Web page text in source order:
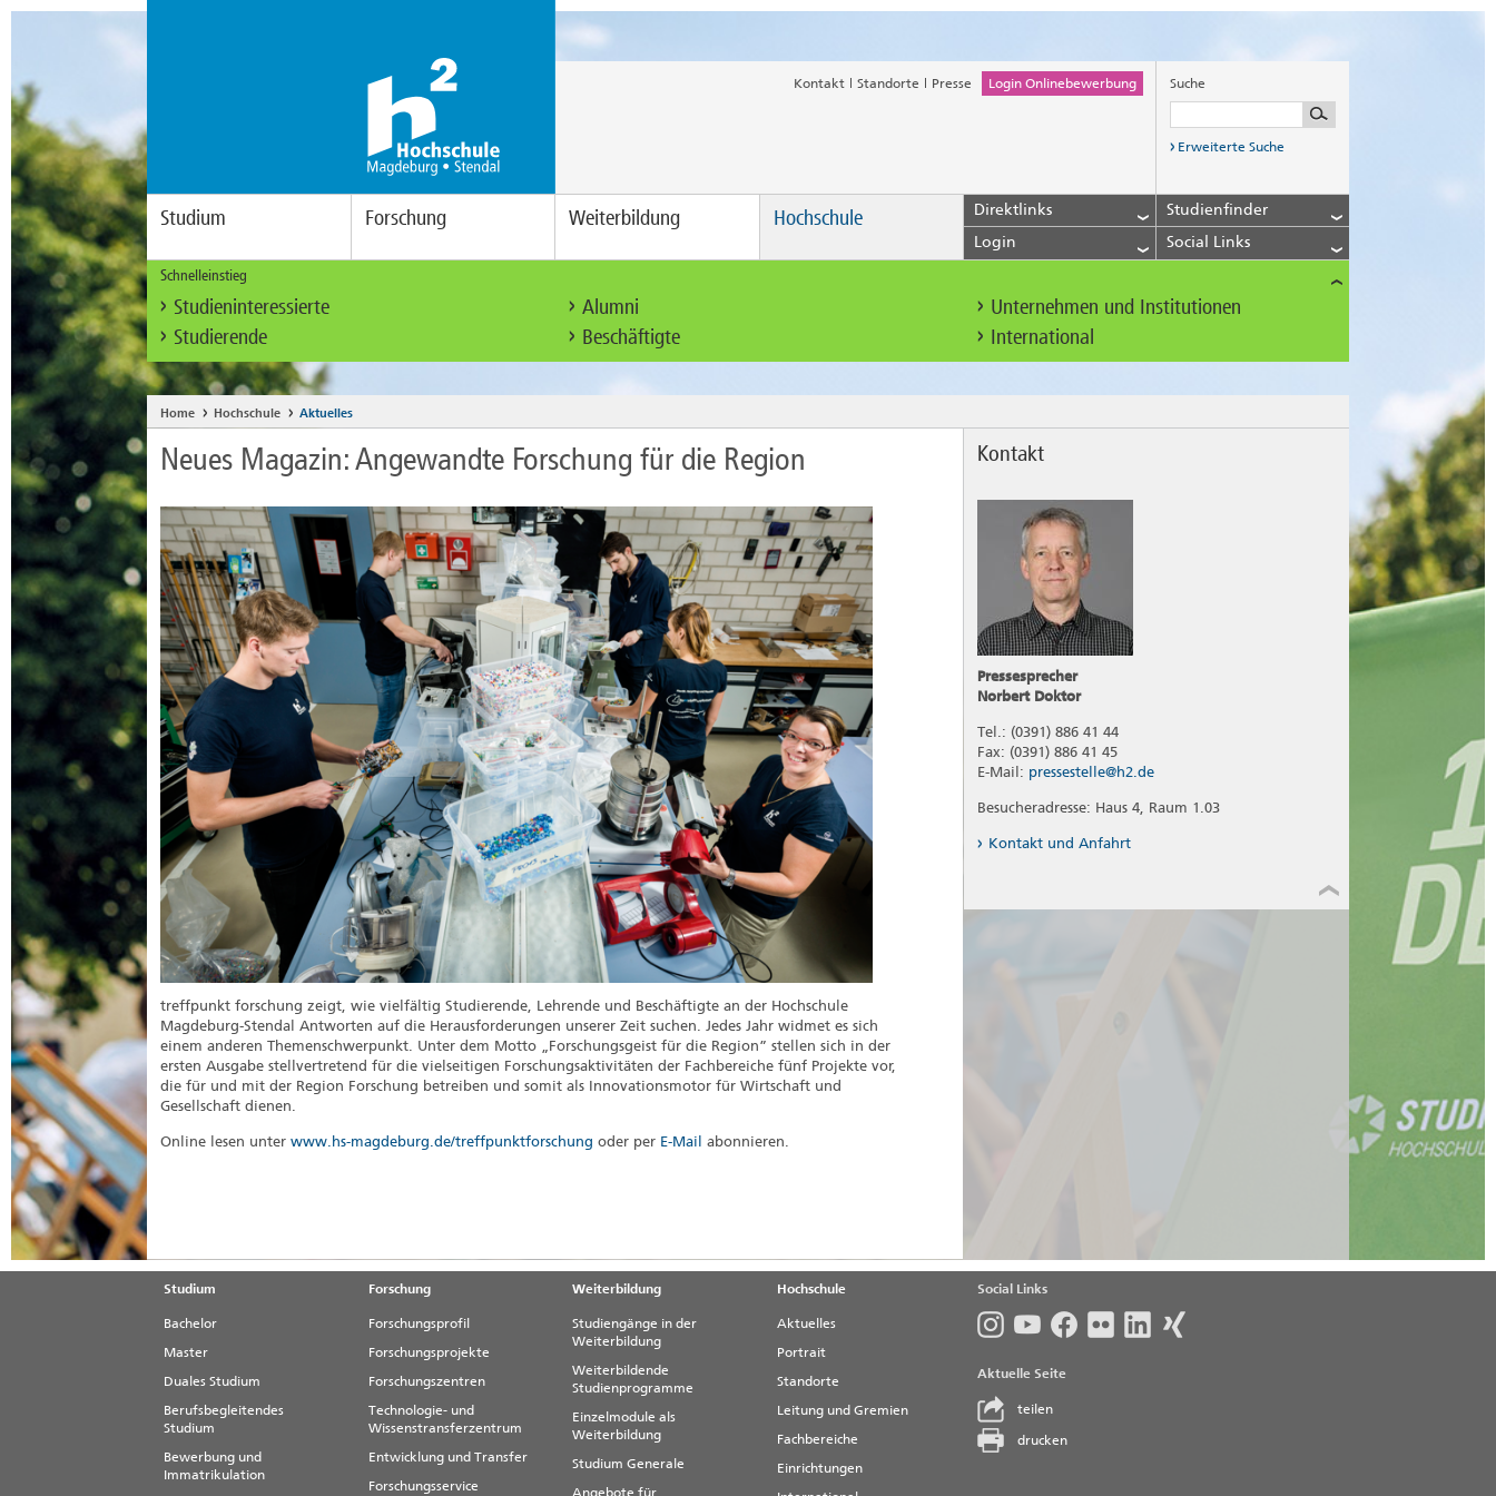
Kontakt Standorte Presse Login Onlinebewerbung Suche
Erweiterte Suche
Studium Forschung Weiterbildung Hochschule Direktlinks
Studienfinder
Login
Social Links
Schnelleinstieg
Studieninteressierte Alumni
Unternehmen und Institutionen
Studierende
Beschäftigte International
Home Hochschule Aktuelles
Neues Magazin: Angewandte Forschung für die Region
treffpunkt forschung zeigt, wie vielfältig Studierende, Lehrende und Beschäftigte an der Hochschule
Magdeburg-Stendal Antworten auf die Herausforderungen unserer Zeit suchen. Jedes Jahr widmet es sich
einem anderen Themenschwerpunkt. Unter dem Motto „Forschungsgeist für die Region” stellen sich in der
ersten Ausgabe stellvertretend für die vielseitigen Forschungsaktivitäten der Fachbereiche fünf Projekte vor,
die für und mit der Region Forschung betreiben und somit als Innovationsmotor für Wirtschaft und
Gesellschaft dienen.
Online lesen unter www.hs-magdeburg.de/treffpunktforschung oder per E-Mail abonnieren.
Kontakt
Pressesprecher
Norbert Doktor
Tel.: (0391) 886 41 44
Fax: (0391) 886 41 45
E-Mail: pressestelle@h2.de
Besucheradresse: Haus 4, Raum 1.03
Kontakt und Anfahrt
Studium
Bachelor
Master
Duales Studium
Berufsbegleitendes
Studium
Bewerbung und
Immatrikulation
Forschung
Forschungsprofil
Forschungsprojekte
Forschungszentren
Technologie- und
Wissenstransferzentrum
Entwicklung und Transfer
Forschungsservice
Weiterbildung
Studiengänge in der
Weiterbildung
Weiterbildende
Studienprogramme
Einzelmodule als
Weiterbildung
Studium Generale
Hochschule
Aktuelles
Portrait
Standorte
Leitung und Gremien
Fachbereiche
Einrichtungen
Social Links
Aktuelle Seite
teilen
drucken